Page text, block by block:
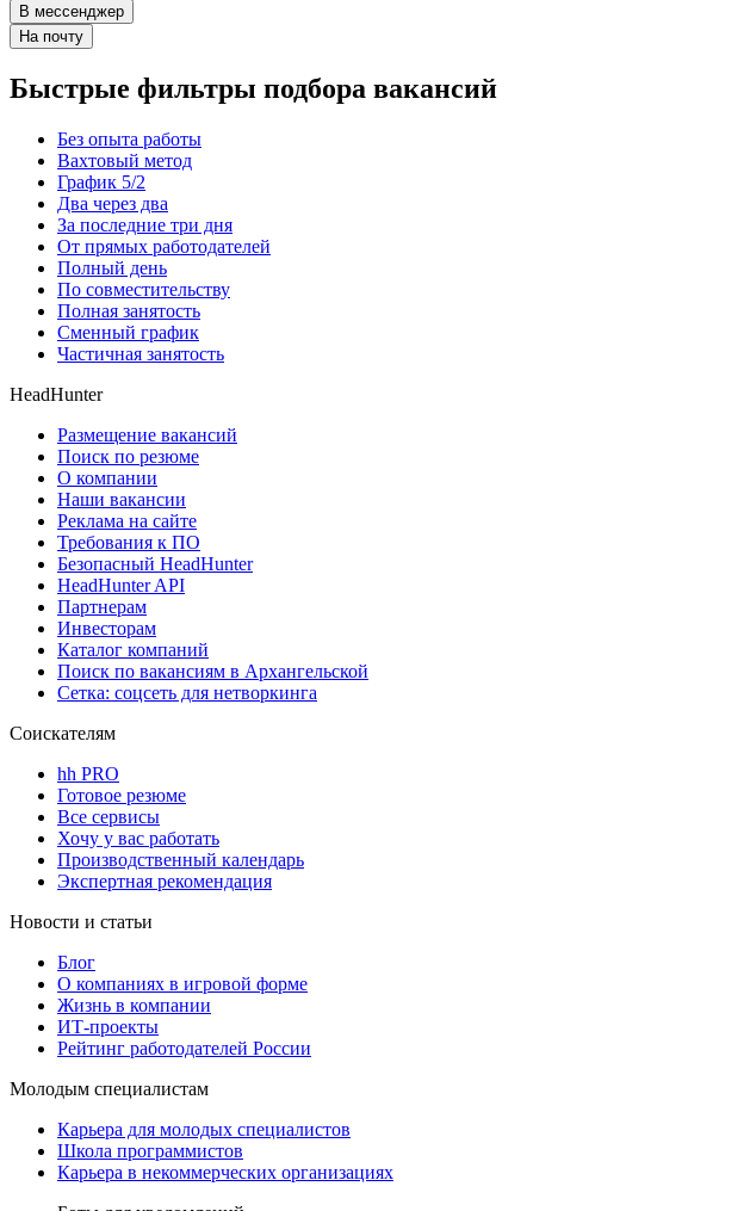
В мессенджер
На почту
Быстрые фильтры подбора вакансий
Без опыта работы
Вахтовый метод
График 5/2
Два через два
За последние три дня
От прямых работодателей
Полный день
По совместительству
Полная занятость
Сменный график
Частичная занятость
HeadHunter
Размещение вакансий
Поиск по резюме
О компании
Наши вакансии
Реклама на сайте
Требования к ПО
Безопасный HeadHunter
HeadHunter API
Партнерам
Инвесторам
Каталог компаний
Поиск по вакансиям в Архангельской
Сетка: соцсеть для нетворкинга
Соискателям
hh PRO
Готовое резюме
Все сервисы
Хочу у вас работать
Производственный календарь
Экспертная рекомендация
Новости и статьи
Блог
О компаниях в игровой форме
Жизнь в компании
ИТ-проекты
Рейтинг работодателей России
Молодым специалистам
Карьера для молодых специалистов
Школа программистов
Карьера в некоммерческих организациях